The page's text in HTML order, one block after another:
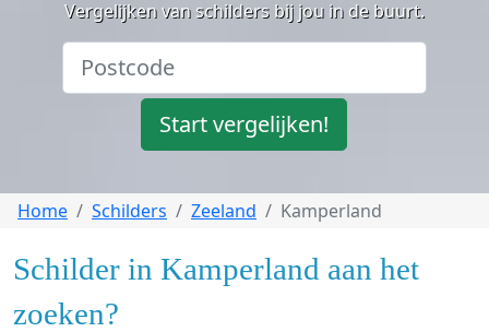
Vergelijken van schilders bij jou in de buurt.
Start vergelijken!
Home Schilders Zeeland Kamperland
Schilder in Kamperland aan het
zoeken?